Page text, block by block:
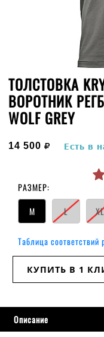
ТОЛСТОВКА
ВОРОТНИК
WOLF GREY
14 500 руб.
Есть в
РАЗМЕР:
M
L XL
Таблица соответствий
КУПИТЬ В 1
Описание